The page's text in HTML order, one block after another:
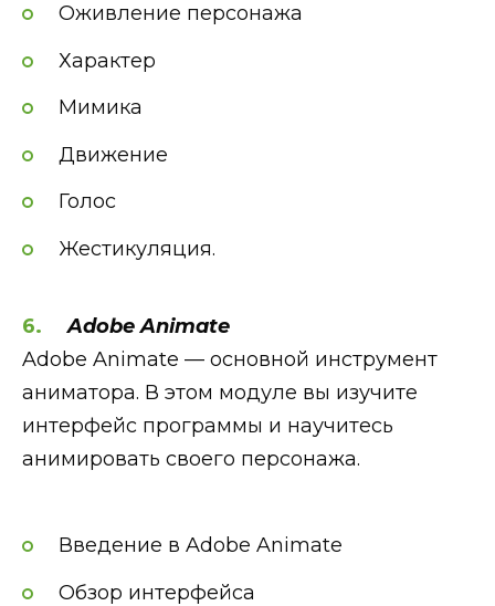
Оживление персонажа
Характер
Мимика
Движение
Голос
Жестикуляция.
Adobe Animate
Adobe Animate — основной инструмент
аниматора. В этом модуле вы изучите
интерфейс программы и научитесь
анимировать своего персонажа.
Введение в Adobe Animate
Обзор интерфейса